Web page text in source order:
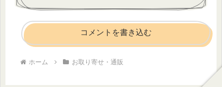
コメントを書き込む
ホーム お取り寄せ・通販